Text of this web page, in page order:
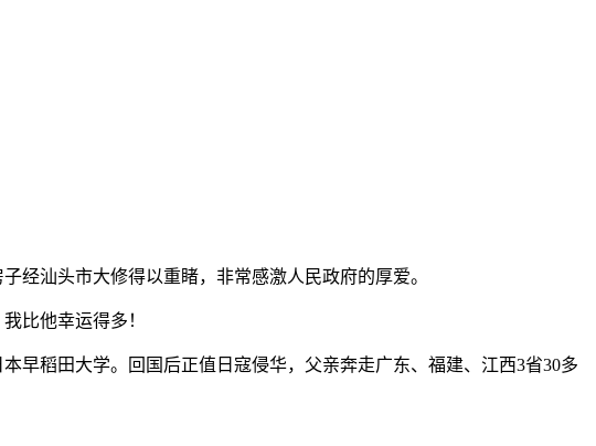
经汕头市大修得以重睹，非常感激人民政府的厚爱。
比他幸运得多！
稻田大学。回国后正值日寇侵华，父亲奔走广东、福建、江西3省30多